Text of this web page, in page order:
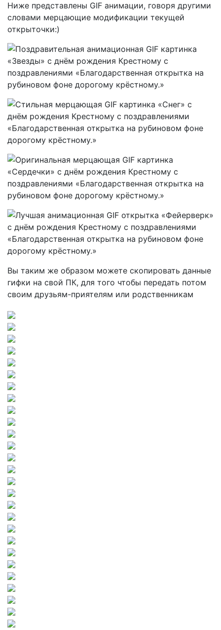
Ниже представлены GIF анимации, говоря другими
словами мерцающие модификации текущей
открыточки:)
Вы таким же образом можете скопировать данные
гифки на свой ПК, для того чтобы передать потом
своим друзьям-приятелям или родственникам